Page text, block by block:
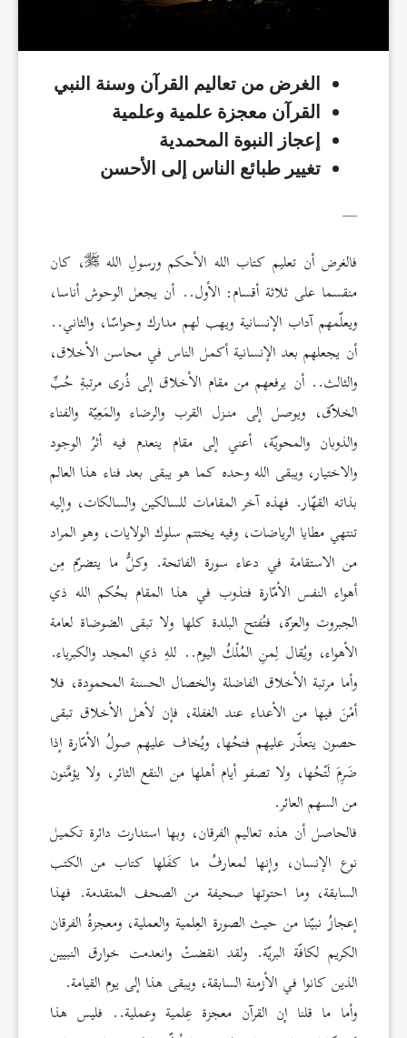
الغرض من تعاليم القرآن وسنة النبي
القرآن معجزة علمية وعلمية
إعجاز النبوة المحمدية
تغيير طبائع الناس إلى الأحسن
__
فالغرض أن تعليم كتاب الله الأحكم ورسولِ الله
، كان
منقسما على ثلاثة أقسام: الأول.. أن يجعل الوحوش أناسا،
ويعلّمهم آداب الإنسانية ويهب لهم مدارك وحواسّا، والثاني..
أن يجعلهم بعد الإنسانية أكمل الناس في محاسن الأخلاق،
والثالث.. أن يرفعهم من مقام الأخلاق إلى ذُرى مرتبةِ حُبِّ
الخلاّق، ويوصل إلى منـزل القرب والرضاء والمَعِيّة والفناء
والذوبان والمحويّة، أعني إلى مقام ينعدم فيه أثرُ الوجود
والاختيار، ويبقى الله وحده كما هو يبقى بعد فناء هذا العالم
بذاته القهّار. فهذه آخر المقامات للسالكين والسالكات، وإليه
تنتهي مطايا الرياضات، وفيه يختتم سلوك الولايات، وهو المراد
من الاستقامة في دعاء سورة الفاتحة. وكلُّ ما يتضرّم مِن
أهواء النفس الأمّارة فتذوب في هذا المقام بحُكم الله ذي
الجبروت والعزّة، فتُفتح البلدة كلها ولا تبقى الضوضاة لعامة
الأهواء، ويُقال لِمنِ المُلْكُ اليوم.. للهِ ذي المجد والكبرياء.
وأما مرتبة الأخلاق الفاضلة والخصال الحسنة المحمودة، فلا
أمْنَ فيها من الأعداء عند الغفلة، فإن لأهل الأخلاق تبقى
حصون يتعذّر عليهم فتحُها، ويُخاف عليهم صولُ الأمّارة إذا
ضَرِمَ لَتْحُها، ولا تصفو أيام أهلها من النقع الثائر، ولا يؤمَّنون
من السهم العائر.
فالحاصل أن هذه تعاليم الفرقان، وبها استدارت دائرة تكميل
نوع الإنسان، وإنها لمعارفُ ما كفَلها كتاب من الكتب
السابقة، وما احتوتها صحيفة من الصحف المتقدمة. فهذا
إعجازُ نبيّنا من حيث الصورة العِلمية والعملية، ومعجزةُ الفرقان
الكريم لكافّة البريّة. ولقد انقضتْ وانعدمت خوارق النبيين
الذين كانوا في الأزمنة السابقة، ويبقى هذا إلى يوم القيامة.
وأما ما قلنا إن القرآن معجزة عِلمية وعملية.. فليس هذا